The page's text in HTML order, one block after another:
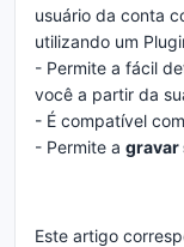
usuário da conta
utilizando um
- Permite a fácil
você a partir da
- É compatível
- Permite a gravar
Este artigo